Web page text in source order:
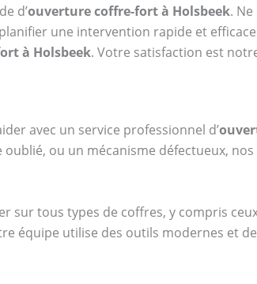
d’ouverture coffre-fort à Holsbeek. Ne
une intervention rapide et
à Holsbeek. Votre satisfaction est
avec un service professionnel d’
ou un mécanisme défectueux, nos
sur tous types de coffres, y compris
équipe utilise des outils modernes et